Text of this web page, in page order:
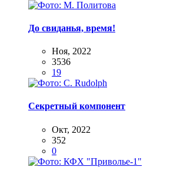
До свиданья, время!
Ноя, 2022
3536
19
Секретный компонент
Окт, 2022
352
0